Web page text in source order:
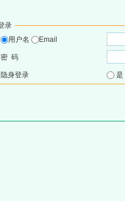
录
用户名
Email
密 码
隐身登录